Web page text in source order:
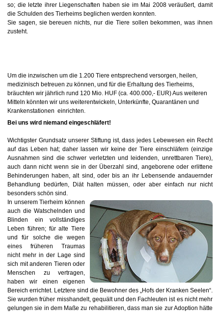
so; die letzte ihrer Liegenschaften haben sie im Mai 2008 veräußert, damit
die Schulden des Tierheims beglichen werden konnten.
Sie sagen, sie bereuen nichts, nur die Tiere sollen bekommen, was ihnen
zusteht.
Um die inzwischen um die 1.200 Tiere entsprechend versorgen, heilen,
medizinisch betreuen zu können, und für die Erhaltung des Tierheims,
bräuchten wir jährlich rund 120 Mio. HUF (ca. 400.000,- EUR) Aus weiteren
Mitteln könnten wir uns weiterentwickeln, Unterkünfte, Quarantänen und
Krankenstationen einrichten.
Bei uns wird niemand eingeschläfert!
Wichtigster Grundsatz unserer Stiftung ist, dass jedes Lebewesen ein Recht
auf das Leben hat; daher lassen wir keine der Tiere einschläfern (einzige
Ausnahmen sind die schwer verletzten und leidenden, unrettbaren Tiere),
auch dann nicht wenn sie in der Überzahl sind, angeborene oder erlittene
Behinderungen haben, alt sind, oder bis an ihr Lebensende andauernder
Behandlung bedürfen, Diät halten müssen, oder aber einfach nur nicht
besonders schön sind.
In unserem Tierheim können
auch die Watschelnden und
Blinden ein vollständiges
Leben führen; für alte Tiere
und für solche die wegen
eines früheren Traumas
nicht mehr in der Lage sind
sich mit anderen Tieren oder
Menschen zu vertragen,
haben wir einen eigenen
Bereich errichtet. Letztere sind die Bewohner des „Hofs der Kranken Seelen“.
Sie wurden früher misshandelt, gequält und den Fachleuten ist es nicht mehr
gelungen sie in dem Maße zu rehabilitieren, dass man sie zur Adoption hätte